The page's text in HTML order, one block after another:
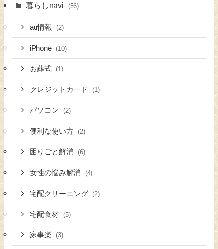
暮らしnavi (56)
au情報 (2)
iPhone (10)
お葬式 (1)
クレジットカード (1)
パソコン (2)
便利な使い方 (2)
困りごと解消 (6)
女性の悩み解消 (4)
宅配クリーニング (2)
宅配食材 (5)
家事楽 (3)